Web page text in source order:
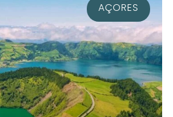
AÇORES